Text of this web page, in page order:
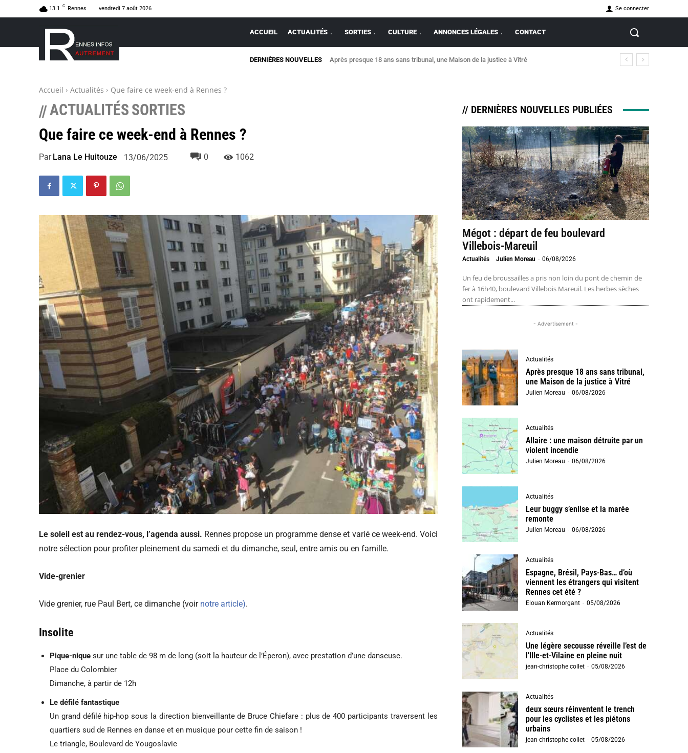
13.1 C Rennes vendredi 7 août 2026 Se connecter
ACCUEIL ACTUALITÉS SORTIES CULTURE ANNONCES LÉGALES CONTACT
DERNIÈRES NOUVELLES Après presque 18 ans sans tribunal, une Maison de la justice à Vitré
Accueil Actualités Que faire ce week-end à Rennes ?
//ACTUALITÉS SORTIES
Que faire ce week-end à Rennes ?
Par Lana Le Huitouze 13/06/2025 0 1062
Le soleil est au rendez-vous, l’agenda aussi. Rennes propose un programme dense et varié ce week-end. Voici
notre sélection pour profiter pleinement du samedi et du dimanche, seul, entre amis ou en famille.
Vide-grenier
Vide grenier, rue Paul Bert, ce dimanche (voir notre article).
Insolite
Pique-nique sur une table de 98 m de long (soit la hauteur de l’Éperon), avec prestation d’une danseuse.
Place du Colombier
Dimanche, à partir de 12h
Le défilé fantastique
Un grand défilé hip-hop sous la direction bienveillante de Bruce Chiefare : plus de 400 participants traversent les
quartiers sud de Rennes en danse et en musique pour cette fin de saison !
Le triangle, Boulevard de Yougoslavie
// DERNIÈRES NOUVELLES PUBLIÉES
Mégot : départ de feu boulevard
Villebois-Mareuil
Actualités Julien Moreau - 06/08/2026
Un feu de broussailles a pris non loin du pont de chemin de
fer à 16h40, boulevard Villebois Mareuil. Les herbes sèches
ont rapidement...
- Advertisement -
Actualités
Après presque 18 ans sans tribunal,
une Maison de la justice à Vitré
Julien Moreau - 06/08/2026
Actualités
Allaire : une maison détruite par un
violent incendie
Julien Moreau - 06/08/2026
Actualités
Leur buggy s’enlise et la marée
remonte
Julien Moreau - 06/08/2026
Actualités
Espagne, Brésil, Pays-Bas… d’où
viennent les étrangers qui visitent
Rennes cet été ?
Elouan Kermorgant - 05/08/2026
Actualités
Une légère secousse réveille l’est de
l’Ille-et-Vilaine en pleine nuit
jean-christophe collet - 05/08/2026
Actualités
deux sœurs réinventent le trench
pour les cyclistes et les piétons
urbains
jean-christophe collet - 05/08/2026